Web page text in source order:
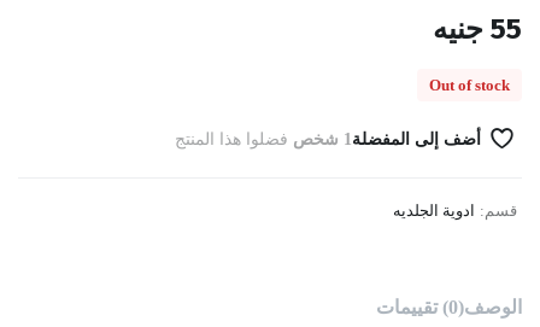
55 جنيه
Out of stock
أضف إلى المفضلة1 شخص فضلوا هذا المنتج
قسم: ادوية الجلديه
الوصف(0) تقييمات